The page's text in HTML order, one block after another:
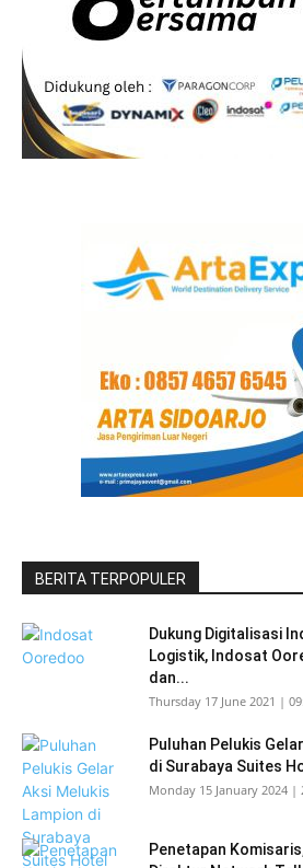
BERITA TERPOPULER
Dukung Digitalisasi
Logistik, Indosat
dan...
Thursday 17 June 2021 |
Puluhan Pelukis
di Surabaya Suites
Monday 15 January 2024 |
Penetapan